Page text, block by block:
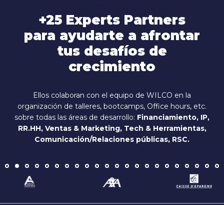
+25 Experts
Partners
+25 Experts Partners
para ayudarte a afrontar
tus desafíos de
crecimiento
Ellos colaboran con el equipo de WILCO en la
organización de talleres, bootcamps, Office hours, etc.
sobre todas las áreas de desarrollo: Financiamiento, IP,
RR.HH, Ventas & Marketing, Tech & Herramientas,
Comunicación/Relaciones públicas, RSC.